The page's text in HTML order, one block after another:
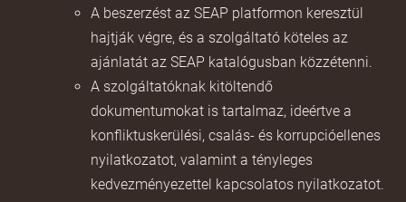
A beszerzést az SEAP platformon keresztül
hajtják végre, és a szolgáltató köteles az
ajánlatát az SEAP katalógusban közzétenni.
A szolgáltatóknak kitöltendő
dokumentumokat is tartalmaz, ideértve a
konfliktuskerülési, csalás- és korrupcióellenes
nyilatkozatot, valamint a tényleges
kedvezményezettel kapcsolatos nyilatkozatot.